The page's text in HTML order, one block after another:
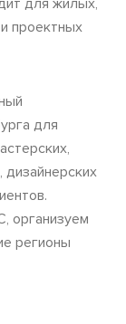
для жилых,
проектных
для
дизайнерских
организуем
регионы